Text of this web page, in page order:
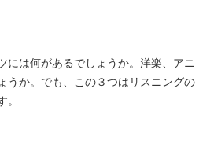
には何があるでしょうか。洋楽、アニ
うか。でも、この３つはリスニングの
。